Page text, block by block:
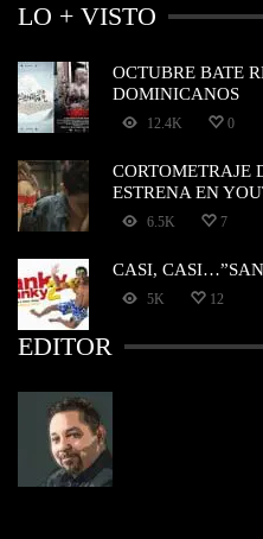
LO + VISTO
OCTUBRE BATE
DOMINICANOS
12.4K 0
CORTOMETRAJE
ESTRENA EN
6.5K 7
CASI,
5K 12
EDITOR